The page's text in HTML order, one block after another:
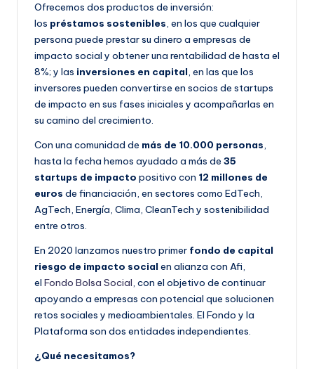
Ofrecemos dos productos de inversión:
los préstamos sostenibles, en los que cualquier
persona puede prestar su dinero a empresas de
impacto social y obtener una rentabilidad de hasta el
8%; y las inversiones en capital, en las que los
inversores pueden convertirse en socios de startups
de impacto en sus fases iniciales y acompañarlas en
su camino del crecimiento.
Con una comunidad de más de 10.000 personas,
hasta la fecha hemos ayudado a más de 35
startups de impacto positivo con 12 millones de
euros de financiación, en sectores como EdTech,
AgTech, Energía, Clima, CleanTech y sostenibilidad
entre otros.
En 2020 lanzamos nuestro primer fondo de capital
riesgo de impacto social en alianza con Afi,
el Fondo Bolsa Social, con el objetivo de continuar
apoyando a empresas con potencial que solucionen
retos sociales y medioambientales. El Fondo y la
Plataforma son dos entidades independientes.
¿Qué necesitamos?